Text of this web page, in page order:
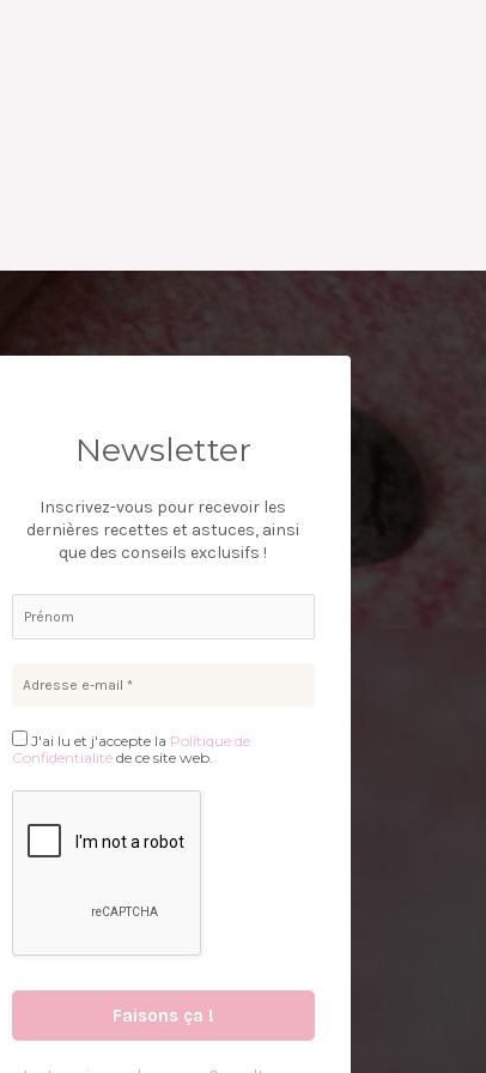
Newsletter
Inscrivez-vous pour recevoir les
dernières recettes et astuces, ainsi
que des conseils exclusifs !
J'ai lu et j'accepte la Politique de
Confidentialitéde ce site web.